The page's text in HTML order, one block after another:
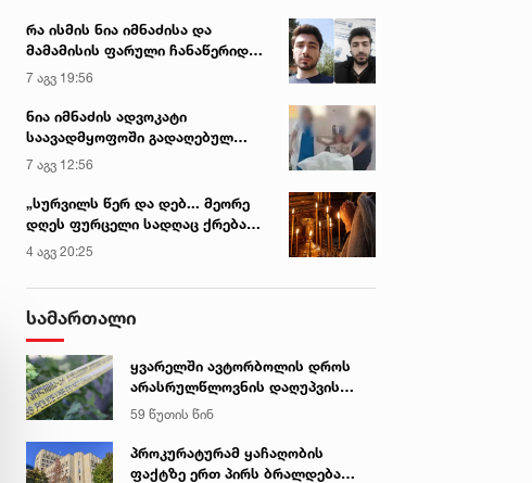
რა ისმის ნია იმნაძისა და
მამამისის ფარული ჩანაწერიდან
- გიგა ავალიანის მკვლელობის
საქმე
7 აგვ 19:56
ნია იმნაძის ადვოკატი
საავადმყოფოში გადაღებულ
კადრებს ავრცელებს
7 აგვ 12:56
„სურვილს წერ და დებ... მეორე
დღეს ფურცელი სადღაც ქრება
და სურვილი სრულდება...“ -
სასწაულმოქმედი ტაძარი შიდა
ქართლში
4 აგვ 20:25
სამართალი
ყვარელში ავტორბოლის დროს
არასრულწლოვნის დაღუპვის
საქმეზე პროკურატურამ 2 პირს
ბრალი წარუდგინა - რა არის ამ
დროისთვის ცნობილი
59 წუთის წინ
პროკურატურამ ყაჩაღობის
ფაქტზე ერთ პირს ბრალდება